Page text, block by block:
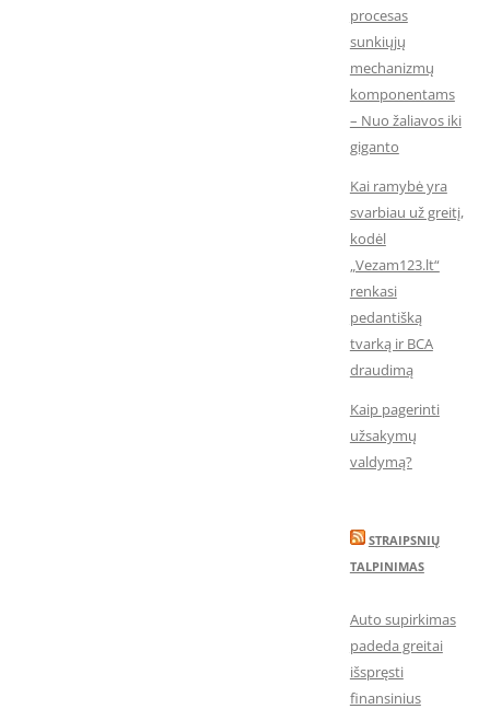
procesas
sunkiųjų
mechanizmų
komponentams
– Nuo žaliavos iki
giganto
Kai ramybė yra
svarbiau už greitį,
kodėl
„Vezam123.lt“
renkasi
pedantišką
tvarką ir BCA
draudimą
Kaip pagerinti
užsakymų
valdymą?
STRAIPSNIŲ
TALPINIMAS
Auto supirkimas
padeda greitai
išspręsti
finansinius